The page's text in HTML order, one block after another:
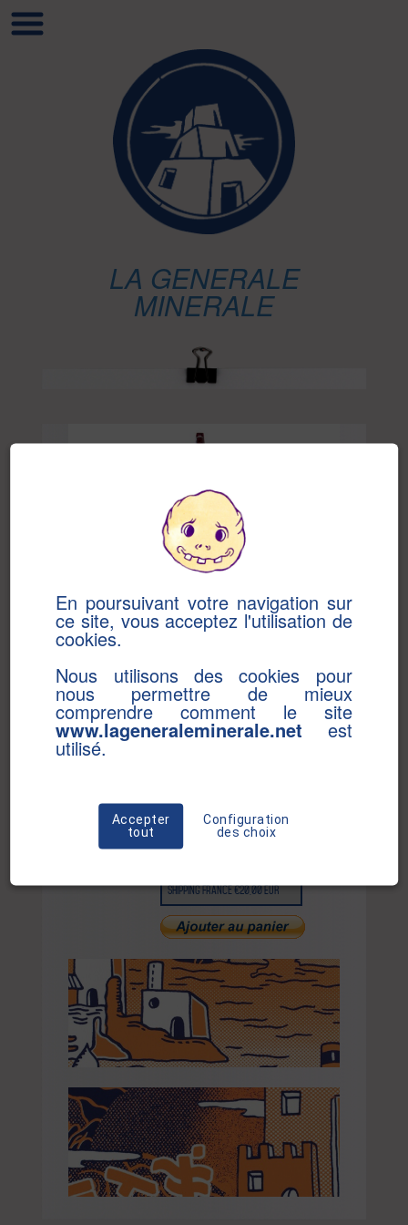
LA GENERALE
MINERALE
TITLE :SEA DANGER
20 COPIES
FEDRIGONI 260 GRM IVORY PAPER
En poursuivant votre navigation sur
ce site, vous acceptez l'utilisation de
cookies.
Nous utilisons des cookies pour
nous permettre de mieux
comprendre comment le site
www.lageneraleminerale.net est
utilisé.
Accepter
tout
Configuration
des choix